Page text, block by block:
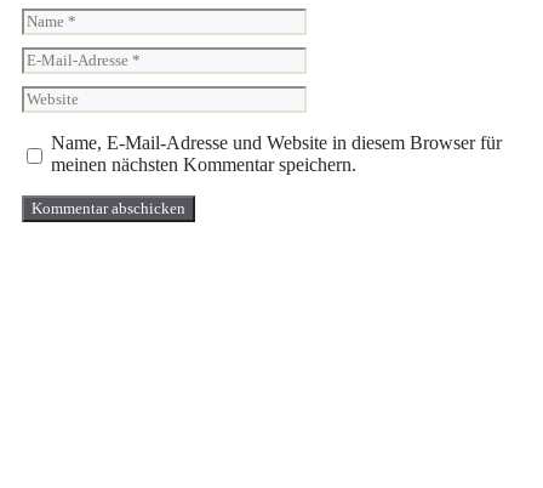
Name
E-
Mail-
Adresse
Website
Name, E-Mail-Adresse und Website in diesem Browser für
meinen nächsten Kommentar speichern.